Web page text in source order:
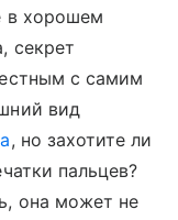
в хорошем
секрет
с самим
вид
, но захотите ли
пальцев?
она может не